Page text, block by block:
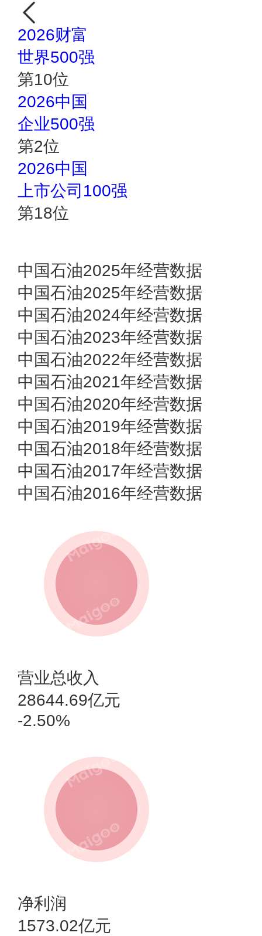
2026财富
世界500强
第10位
2026中国
企业500强
第2位
2026中国
上市公司100强
第18位
中国石油2025年经营数据
中国石油2025年经营数据
中国石油2024年经营数据
中国石油2023年经营数据
中国石油2022年经营数据
中国石油2021年经营数据
中国石油2020年经营数据
中国石油2019年经营数据
中国石油2018年经营数据
中国石油2017年经营数据
中国石油2016年经营数据
营业总收入
28644.69亿元
-2.50%
净利润
1573.02亿元